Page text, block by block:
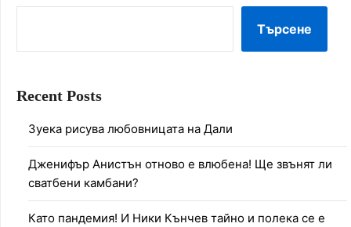
Търсене
Recent Posts
Зуека рисува любовницата на Дали
Дженифър Анистън отново е влюбена! Ще звънят ли
сватбени камбани?
Като пандемия! И Ники Кънчев тайно и полека се е